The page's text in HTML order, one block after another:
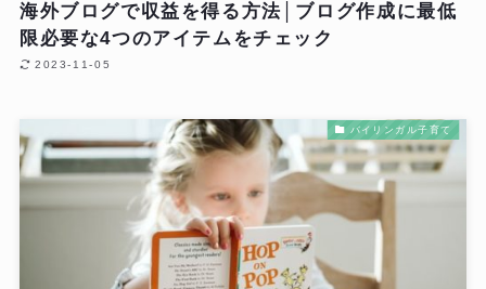
海外ブログで収益を得る方法│ブログ作成に最低
限必要な4つのアイテムをチェック
2023-11-05
バイリンガル子育て